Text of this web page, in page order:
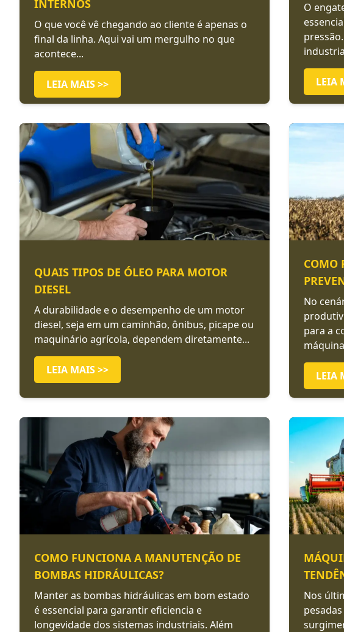
INTERNOS
O que você vê chegando ao cliente é apenas o
final da linha. Aqui vai um mergulho no que
acontece...
LEIA MAIS >>
O
LEIA
QUAIS TIPOS DE ÓLEO PARA MOTOR
DIESEL
A durabilidade e o desempenho de um motor
diesel, seja em um caminhão, ônibus, picape ou
maquinário agrícola, dependem diretamente...
LEIA MAIS >>
COMO
No
para a
LEIA
COMO FUNCIONA A MANUTENÇÃO DE
BOMBAS HIDRÁULICAS?
Manter as bombas hidráulicas em bom estado
é essencial para garantir eficiencia e
longevidade dos sistemas industriais. Além
Nos